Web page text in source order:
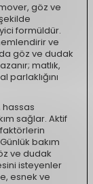
göz ve
formüldür.
ve
göz ve dudak
matlık,
parlaklığını
hassas
sağlar. Aktif
bakım
ve dudak
isteyenler
esnek ve